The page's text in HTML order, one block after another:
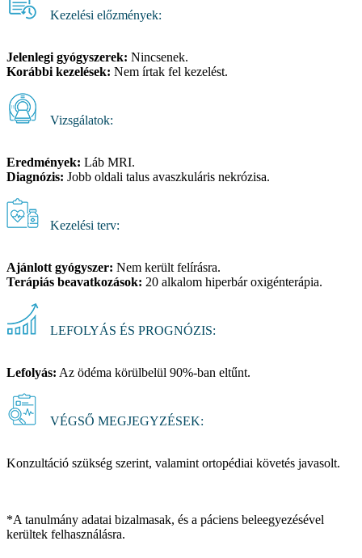
Kezelési előzmények:
Jelenlegi gyógyszerek: Nincsenek.
Korábbi kezelések: Nem írtak fel kezelést.
Vizsgálatok:
Eredmények: Láb MRI.
Diagnózis: Jobb oldali talus avaszkuláris nekrózisa.
Kezelési terv:
Ajánlott gyógyszer: Nem került felírásra.
Terápiás beavatkozások: 20 alkalom hiperbár oxigénterápia.
LEFOLYÁS ÉS PROGNÓZIS:
Lefolyás: Az ödéma körülbelül 90%-ban eltűnt.
VÉGSŐ MEGJEGYZÉSEK:
Konzultáció szükség szerint, valamint ortopédiai követés javasolt.
*A tanulmány adatai bizalmasak, és a páciens beleegyezésével
kerültek felhasználásra.